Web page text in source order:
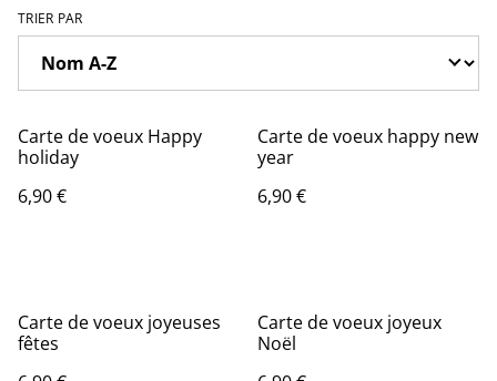
TRIER PAR
Carte de voeux Happy
holiday
6,90 €
Carte de voeux happy new
year
6,90 €
Carte de voeux joyeuses
fêtes
Carte de voeux joyeux
Noël